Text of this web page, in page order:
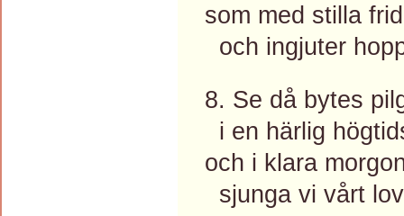
som med stilla
och ingjuter
8. Se då bytes
i en härlig
och i klara
sjunga vi vårt